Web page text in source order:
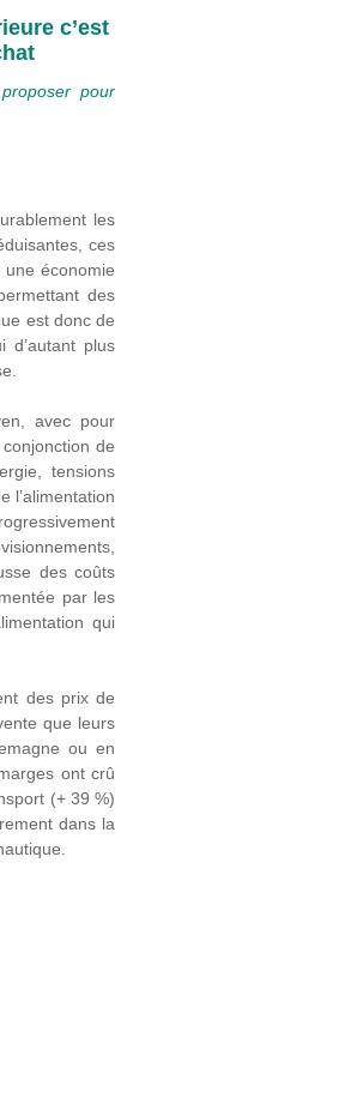
c’est
pour
les
ces
économie
des
est donc de
d’autant plus
avec pour
de
tensions
l’alimentation
des coûts
par les
qui
des prix de
que leurs
ou en
ont crû
(+ 39 %)
dans la